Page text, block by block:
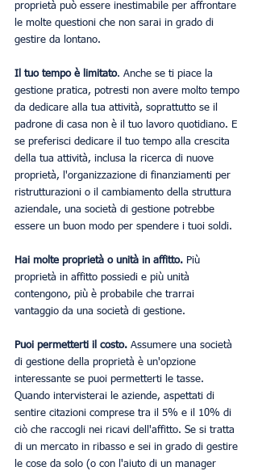
proprietà può essere inestimabile per affrontare
le molte questioni che non sarai in grado di
gestire da lontano.
Il tuo tempo è limitato. Anche se ti piace la
gestione pratica, potresti non avere molto tempo
da dedicare alla tua attività, soprattutto se il
padrone di casa non è il tuo lavoro quotidiano. E
se preferisci dedicare il tuo tempo alla crescita
della tua attività, inclusa la ricerca di nuove
proprietà, l'organizzazione di finanziamenti per
ristrutturazioni o il cambiamento della struttura
aziendale, una società di gestione potrebbe
essere un buon modo per spendere i tuoi soldi.
Hai molte proprietà o unità in affitto. Più
proprietà in affitto possiedi e più unità
contengono, più è probabile che trarrai
vantaggio da una società di gestione.
Puoi permetterti il ​​costo. Assumere una società
di gestione della proprietà è un'opzione
interessante se puoi permetterti le tasse.
Quando intervisterai le aziende, aspettati di
sentire citazioni comprese tra il 5% e il 10% di
ciò che raccogli nei ricavi dell'affitto. Se si tratta
di un mercato in ribasso e sei in grado di gestire
le cose da solo (o con l'aiuto di un manager